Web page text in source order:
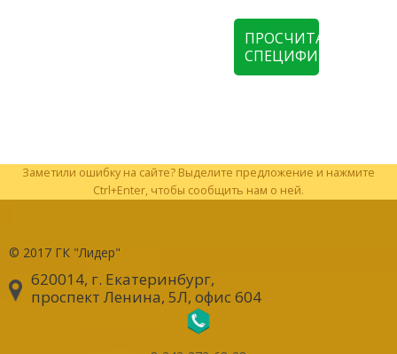
ПРОСЧИТАТЬ
СПЕЦИФИКАЦИЮ
Заметили ошибку на сайте? Выделите предложение и нажмите
Ctrl+Enter, чтобы сообщить нам о ней.
© 2017 ГК "Лидер"
620014, г. Екатеринбург,
проспект Ленина, 5Л, офис 604